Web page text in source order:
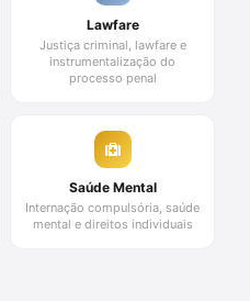
Lawfare
Justiça criminal, lawfare e
instrumentalização do
processo penal
Saúde Mental
Internação compulsória, saúde
mental e direitos individuais